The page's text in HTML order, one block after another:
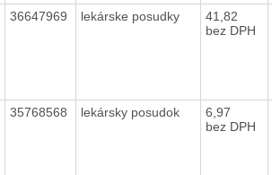
36647969 lekárske posudky
41,82
bez DPH
35768568 lekársky posudok
6,97
bez DPH